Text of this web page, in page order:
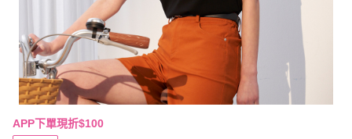
APP下單現折$100